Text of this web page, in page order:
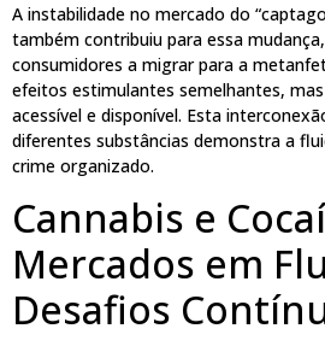
A instabilidade no mercado do
também contribuiu para essa
consumidores a migrar para a
efeitos estimulantes semelhantes,
acessível e disponível. Esta
diferentes substâncias demonstra a
crime organizado.
Cannabis e
Mercados em
Desafios